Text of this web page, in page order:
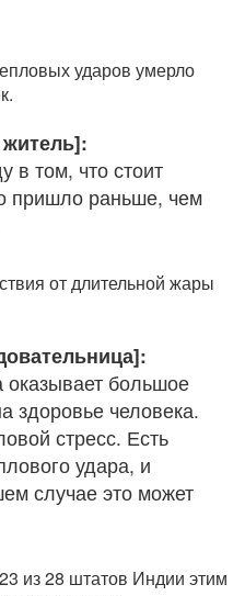
ударов умерло
в том, что стоит
пришло раньше, чем
от длительной жары
большое
здоровье человека.
стресс. Есть
удара, и
случае это может
из 28 штатов Индии этим